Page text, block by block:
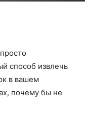
способ извлечь
в вашем
почему бы не